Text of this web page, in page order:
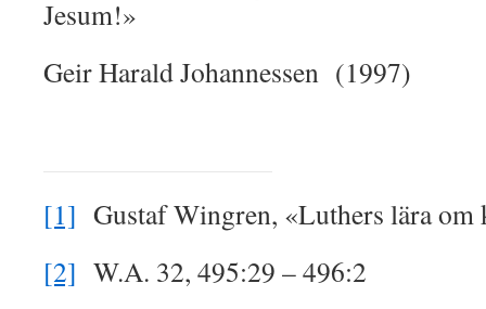
Jesum!»
Geir Harald Johannessen (1997)
[1] Gustaf Wingren, «Luthers lära om
[2] W.A. 32, 495:29 – 496:2